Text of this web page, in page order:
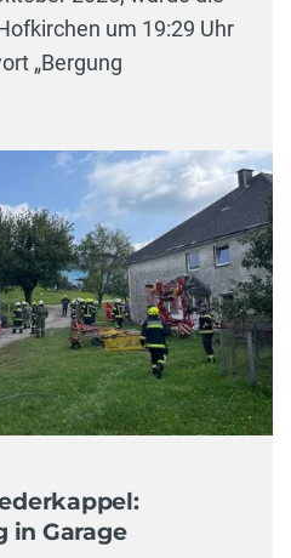
um 19:29 Uhr
„Bergung
in Garage